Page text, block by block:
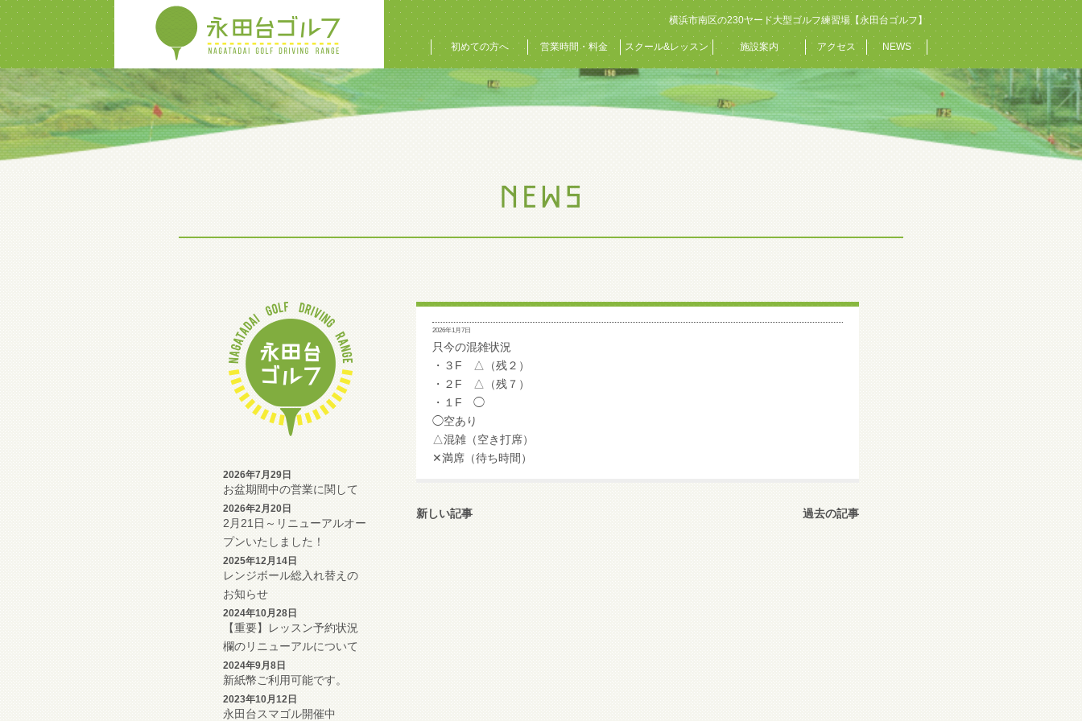
横浜市南区の230ヤード大型ゴルフ練習場【永田台ゴルフ】
初めての方へ 営業時間・料金 スクール&レッスン 施設案内 アクセス NEWS
2026年7月29日
お盆期間中の営業に関して
2026年2月20日
2月21日～リニューアルオー
プンいたしました！
2025年12月14日
レンジボール総入れ替えの
お知らせ
2024年10月28日
【重要】レッスン予約状況
欄のリニューアルについて
2024年9月8日
新紙幣ご利用可能です。
2023年10月12日
永田台スマゴル開催中
2026年1月7日
只今の混雑状況
・３F △（残２）
・２F △（残７）
・１F ◯
◯空あり
△混雑（空き打席）
✕満席（待ち時間）
新しい記事 過去の記事